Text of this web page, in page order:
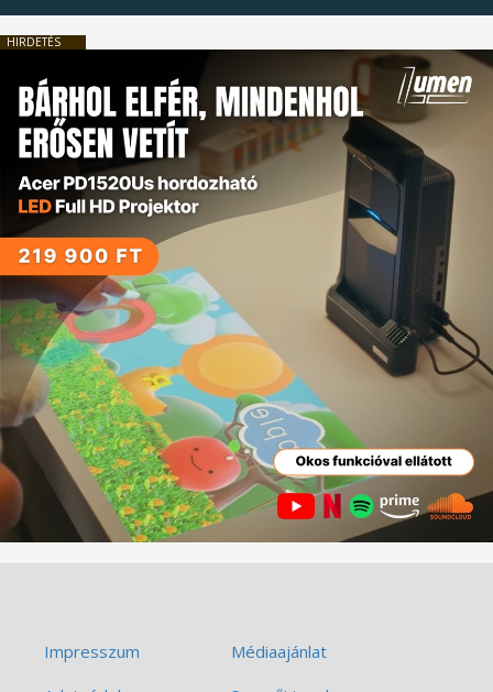
HIRDETÉS
Impresszum
Médiaajánlat